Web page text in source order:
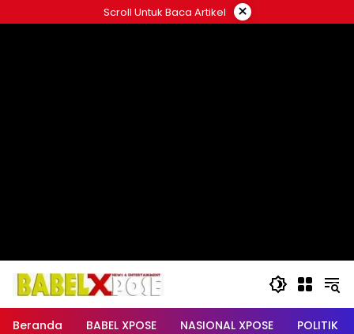
ke
Scroll Untuk Baca Artikel ×
Beranda BABEL XPOSE NASIONAL XPOSE POLITIK